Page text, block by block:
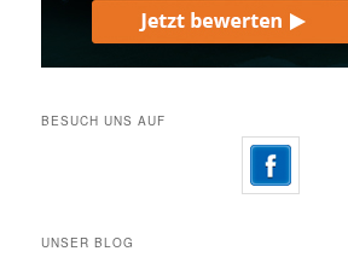
BESUCH UNS AUF
UNSER BLOG